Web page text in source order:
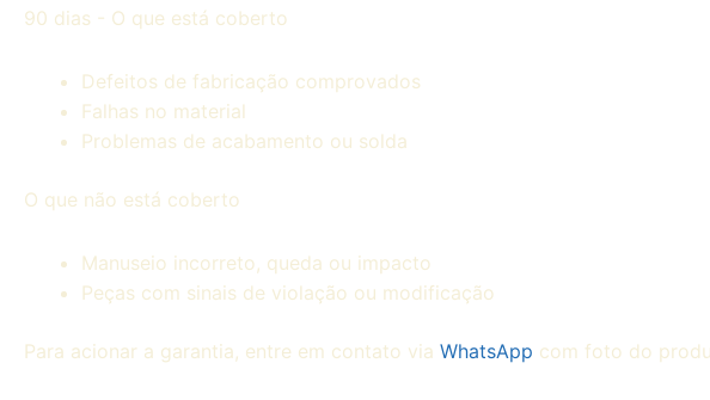
90 dias - O que está coberto
Defeitos de fabricação comprovados
Falhas no material
Problemas de acabamento ou solda
O que não está coberto
Manuseio incorreto, queda ou impacto
Peças com sinais de violação ou modificação
Para acionar a garantia, entre em contato via WhatsApp com foto do